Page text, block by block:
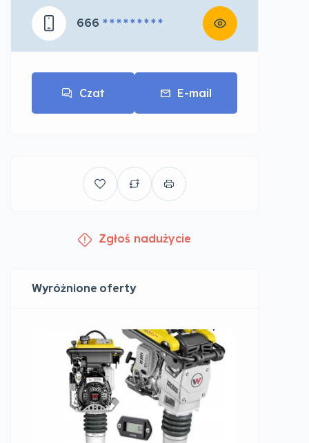
666 * * * * * * * * *
Czat E-mail
Zgłoś nadużycie
Wyróżnione oferty